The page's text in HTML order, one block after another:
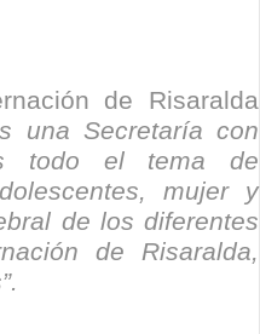
de Risaralda
una Secretaría con
todo el tema de
mujer y
de los diferentes
de Risaralda,